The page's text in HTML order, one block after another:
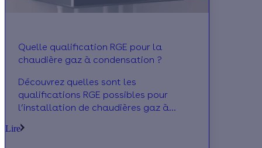
Quelle qualification RGE pour la
chaudière gaz à condensation ?
Découvrez quelles sont les
qualifications RGE possibles pour
l’installation de chaudières gaz à
qualifications Qualibat 8611, 8621,
Lire